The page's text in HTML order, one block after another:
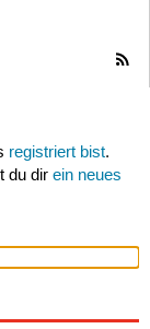
registriert bist.
du dir ein neues